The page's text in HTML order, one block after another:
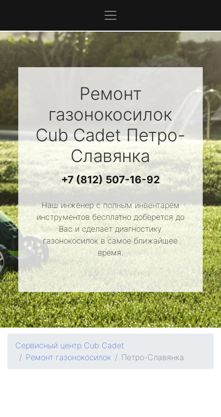
Ремонт
газонокосилок
Cub CadetПетро-
Славянка
+7 (812) 507-16-92
Наш инженер с полным инвентарем
инструментов бесплатно доберется до
Вас и сделает диагностику
газонокосилок в самое ближайшее
время.
Сервисный центр Cub Cadet
Ремонт газонокосилок
Петро-Славянка